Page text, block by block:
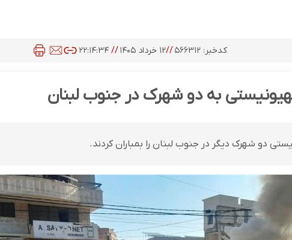
کدخبر: ۵۶۶۳۱۲ //۱۲ خرداد ۱۴۰۵ // ۲۲:۱۴:۳۴
به دو شهرک در جنوب لبنان
دو شهرک دیگر در جنوب لبنان را بمباران کردند.